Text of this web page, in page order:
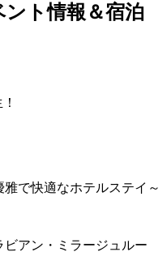
ント情報＆宿泊
！
で快適なホテルステイ～
アン・ミラージュルー